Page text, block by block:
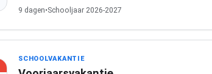
9 dagen•Schooljaar 2026-2027
SCHOOLVAKANTIE